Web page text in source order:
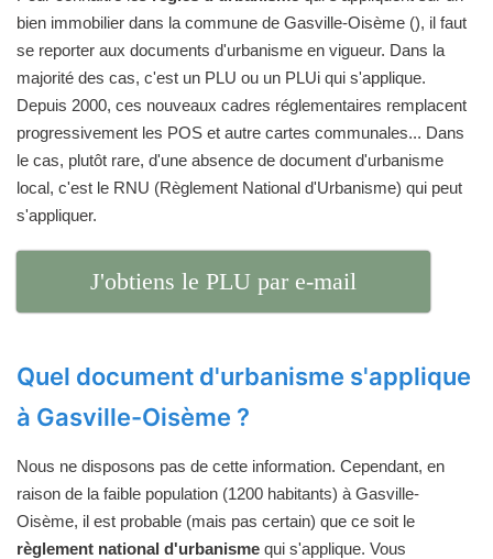
bien immobilier dans la commune de Gasville-Oisème (), il faut
se reporter aux documents d'urbanisme en vigueur. Dans la
majorité des cas, c'est un PLU ou un PLUi qui s'applique.
Depuis 2000, ces nouveaux cadres réglementaires remplacent
progressivement les POS et autre cartes communales... Dans
le cas, plutôt rare, d'une absence de document d'urbanisme
local, c'est le RNU (Règlement National d'Urbanisme) qui peut
s'appliquer.
J'obtiens le PLU par e-mail
Quel document d'urbanisme s'applique
à Gasville-Oisème ?
Nous ne disposons pas de cette information. Cependant, en
raison de la faible population (1200 habitants) à Gasville-
Oisème, il est probable (mais pas certain) que ce soit le
règlement national d'urbanisme qui s'applique. Vous